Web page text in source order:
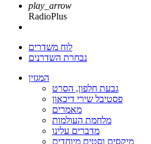
play_arrow
RadioPlus
לוח משדרים
נבחרת השדרנים
המגזין
גבעת חלפון, הסרט
פסטיבל שירי דיכאון
מאמרים
מלחמת העולמות
מדברים עלינו
מיקסים וסטים מיוחדים